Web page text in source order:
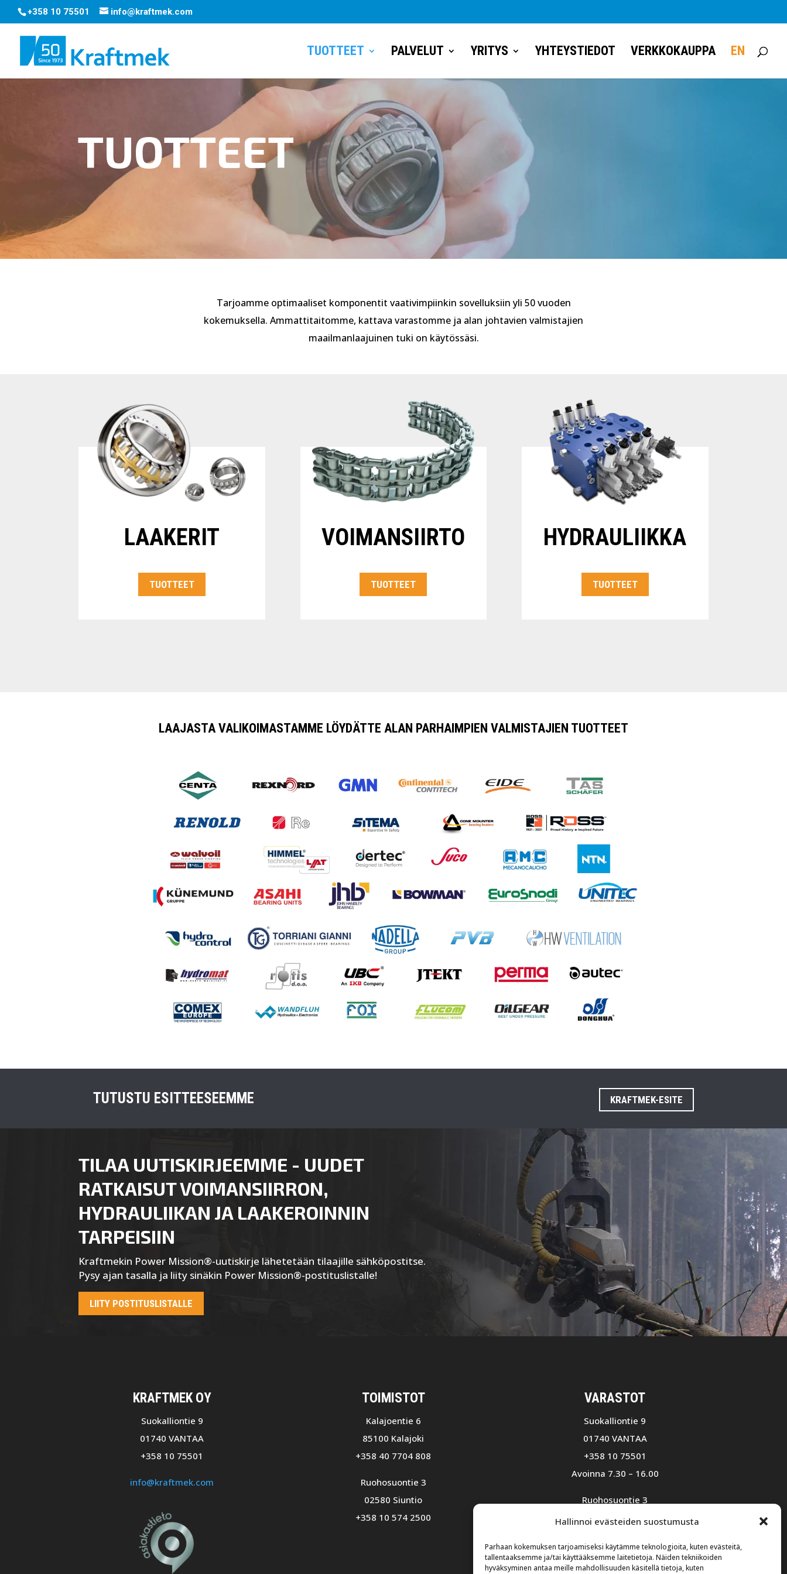
Hallinnoi evästeiden suostumusta
Parhaan kokemuksen tarjoamiseksi käytämme teknologioita, kuten evästeitä,
tallentaaksemme ja/tai käyttääksemme laitetietoja. Näiden tekniikoiden
hyväksyminen antaa meille mahdollisuuden käsitellä tietoja, kuten
+358 10 75501 info@kraftmek.com
TUOTTEET PALVELUT YRITYS YHTEYSTIEDOT VERKKOKAUPPA EN
TUOTTEET
Tarjoamme optimaaliset komponentit vaativimpiinkin sovelluksiin yli 50 vuoden
kokemuksella. Ammattitaitomme, kattava varastomme ja alan johtavien valmistajien
maailmanlaajuinen tuki on käytössäsi.
LAAKERIT
TUOTTEET
VOIMANSIIRTO
TUOTTEET
HYDRAULIIKKA
TUOTTEET
LAAJASTA VALIKOIMASTAMME LÖYDÄTTE ALAN PARHAIMPIEN VALMISTAJIEN TUOTTEET
TUTUSTU ESITTEESEEMME KRAFTMEK-ESITE
TILAA UUTISKIRJEEMME - UUDET
RATKAISUT VOIMANSIIRRON,
HYDRAULIIKAN JA LAAKEROINNIN
TARPEISIIN
Kraftmekin Power Mission®-uutiskirje lähetetään tilaajille sähköpostitse.
Pysy ajan tasalla ja liity sinäkin Power Mission®-postituslistalle!
LIITY POSTITUSLISTALLE
KRAFTMEK OY
Suokalliontie 9
01740 VANTAA
+358 10 75501
info@kraftmek.com
TOIMISTOT
Kalajoentie 6
85100 Kalajoki
+358 40 7704 808
Ruohosuontie 3
02580 Siuntio
+358 10 574 2500
VARASTOT
Suokalliontie 9
01740 VANTAA
+358 10 75501
Avoinna 7.30 – 16.00
Ruohosuontie 3
02580 Siuntio
Avoinna 8.00 – 16.00